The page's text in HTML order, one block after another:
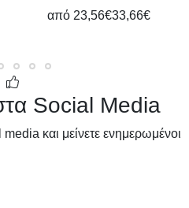
από 23,56€33,66€
Social Media
και μείνετε ενημερωμένοι